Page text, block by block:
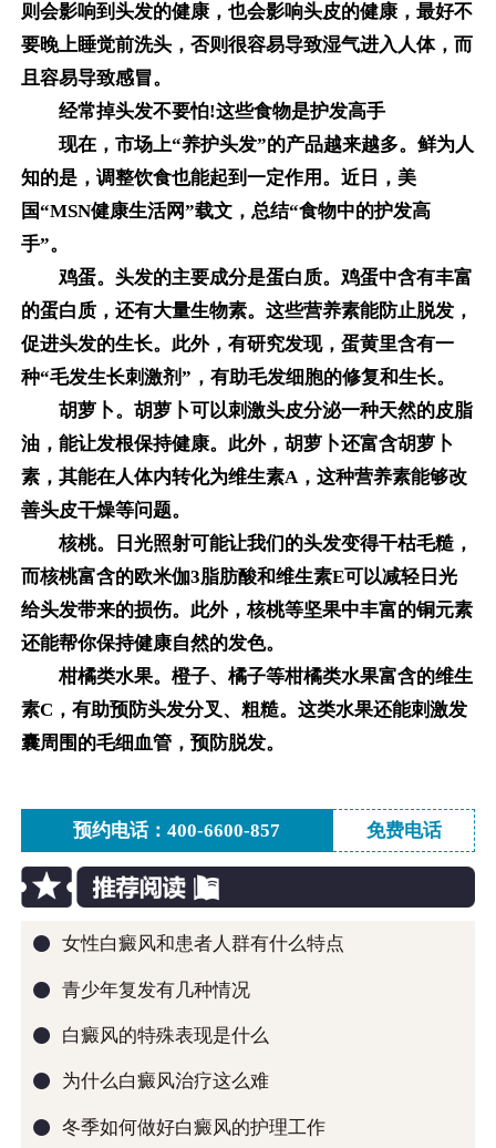
则会影响到头发的健康，也会影响头皮的健康，最好不
要晚上睡觉前洗头，否则很容易导致湿气进入人体，而
且容易导致感冒。
经常掉头发不要怕!这些食物是护发高手
现在，市场上“养护头发”的产品越来越多。鲜为人
知的是，调整饮食也能起到一定作用。近日，美
国“MSN健康生活网”载文，总结“食物中的护发高
手”。
鸡蛋。头发的主要成分是蛋白质。鸡蛋中含有丰富
的蛋白质，还有大量生物素。这些营养素能防止脱发，
促进头发的生长。此外，有研究发现，蛋黄里含有一
种“毛发生长刺激剂”，有助毛发细胞的修复和生长。
胡萝卜。胡萝卜可以刺激头皮分泌一种天然的皮脂
油，能让发根保持健康。此外，胡萝卜还富含胡萝卜
素，其能在人体内转化为维生素A，这种营养素能够改
善头皮干燥等问题。
核桃。日光照射可能让我们的头发变得干枯毛糙，
而核桃富含的欧米伽3脂肪酸和维生素E可以减轻日光
给头发带来的损伤。此外，核桃等坚果中丰富的铜元素
还能帮你保持健康自然的发色。
柑橘类水果。橙子、橘子等柑橘类水果富含的维生
素C，有助预防头发分叉、粗糙。这类水果还能刺激发
囊周围的毛细血管，预防脱发。
预约电话：400-6600-857 免费电话
● 女性白癜风和患者人群有什么特点
● 青少年复发有几种情况
● 白癜风的特殊表现是什么
● 为什么白癜风治疗这么难
● 冬季如何做好白癜风的护理工作